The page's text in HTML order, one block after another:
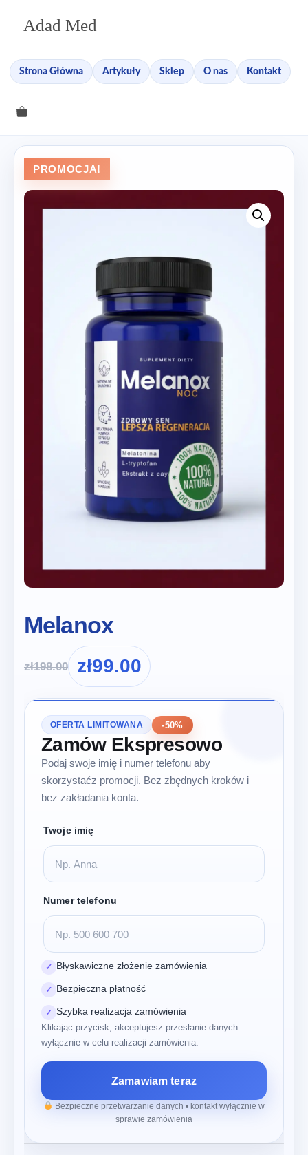
Adad Med
Strona Główna Artykuły Sklep O nas Kontakt
PROMOCJA!
Melanox
zł198.00 zł99.00
OFERTA LIMITOWANA -50%
Zamów Ekspresowo
Podaj swoje imię i numer telefonu aby
skorzystaćz promocji. Bez zbędnych kroków i
bez zakładania konta.
Twoje imię
Numer telefonu
✓ Błyskawiczne złożenie zamówienia
✓ Bezpieczna płatność
✓ Szybka realizacja zamówienia
Klikając przycisk, akceptujesz przesłanie danych
wyłącznie w celu realizacji zamówienia.
Zamawiam teraz
Bezpieczne przetwarzanie danych • kontakt wyłącznie w
sprawie zamówienia